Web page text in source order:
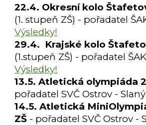
22.4. Okresní kolo
(1. stupeň ZŠ) - pořadatel
Výsledky!
29.4. Krajské kolo
(1.stupeň ZŠ) - pořadatel
Výsledky!
13.5. Atletická olympiáda
pořadatel SVČ Ostrov -
14.5. Atletická
ZŠ - pořadatel SVČ Ostrov -